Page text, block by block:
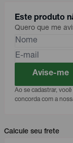
Este produto
Quero que me
Avise-me
Ao se cadastrar,
concorda com a
Calcule seu frete